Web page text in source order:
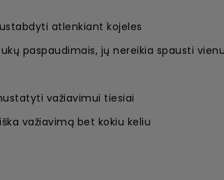
atlenkiant kojeles
paspaudimais, jų nereikia spausti
važiavimui tiesiai
važiavimą bet kokiu keliu